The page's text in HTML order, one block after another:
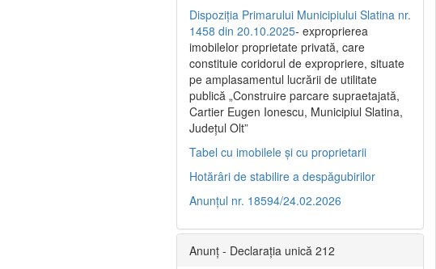
Dispoziția Primarului Municipiului Slatina nr.
1458 din 20.10.2025- exproprierea
imobilelor proprietate privată, care
constituie coridorul de expropriere, situate
pe amplasamentul lucrării de utilitate
publică „Construire parcare supraetajată,
Cartier Eugen Ionescu, Municipiul Slatina,
Județul Olt”
Tabel cu imobilele și cu proprietarii
Hotărâri de stabilire a despăgubirilor
Anunțul nr. 18594/24.02.2026
Anunț - Declarația unică 212